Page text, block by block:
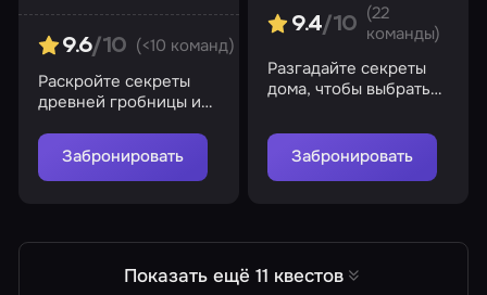
9.6/10 (<10 команд)
Раскройте секреты
древней гробницы и
жезл!
Забронировать
9.4/10
(22
команды)
Разгадайте секреты
дома, чтобы выбраться
Забронировать
Показать ещё 11 квестов